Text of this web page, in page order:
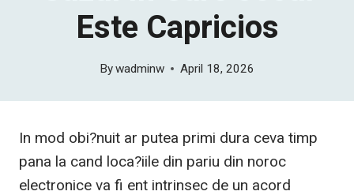
Este Capricios
Bywadminw April 18, 2026
In mod obi?nuit ar putea primi dura ceva timp
pana la cand loca?iile din pariu din noroc
electronice va fi ent intrinsec de un acord